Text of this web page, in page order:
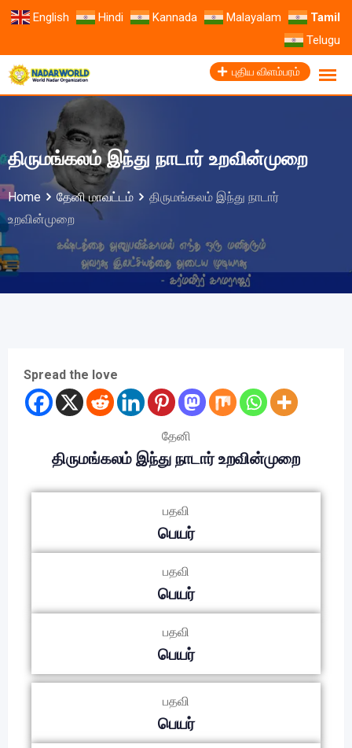
English Hindi Kannada Malayalam
Tamil
Telugu
புதிய விளம்பரம்
திருமங்கலம் இந்து நாடார் உறவின்முறை
Home தேனி மாவட்டம்
திருமங்கலம் இந்து நாடார்
உறவின்முறை
Spread the love
தேனி
திருமங்கலம் இந்து நாடார் உறவின்முறை
பதவி
பெயர்
பதவி
பெயர்
பதவி
பெயர்
பதவி
பெயர்